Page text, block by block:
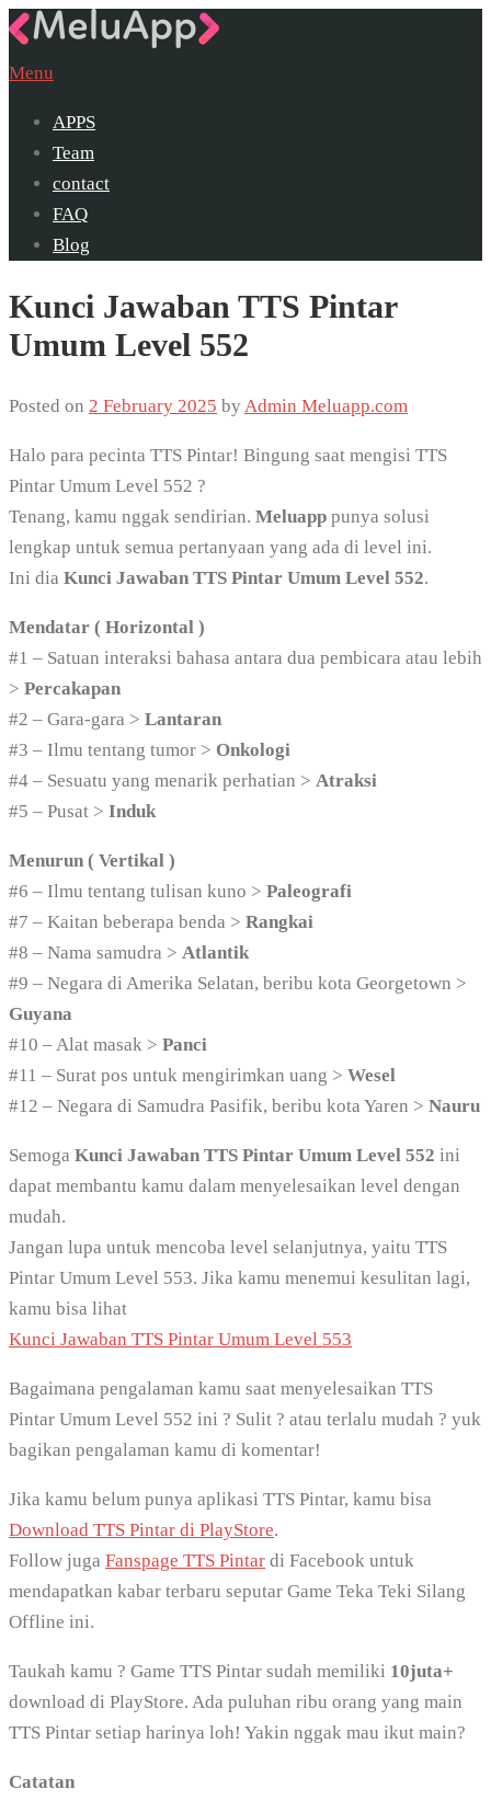
Skip
content
Menu
APPS
Team
contact
FAQ
Blog
Kunci Jawaban TTS Pintar
Umum Level 552
Posted on 2 February 2025 byAdmin Meluapp.com
Halo para pecinta TTS Pintar! Bingung saat mengisi TTS
Pintar Umum Level 552 ?
Tenang, kamu nggak sendirian. Meluapp punya solusi
lengkap untuk semua pertanyaan yang ada di level ini.
Ini dia Kunci Jawaban TTS Pintar Umum Level 552.
Mendatar ( Horizontal )
#1 – Satuan interaksi bahasa antara dua pembicara atau lebih
> Percakapan
#2 – Gara-gara > Lantaran
#3 – Ilmu tentang tumor > Onkologi
#4 – Sesuatu yang menarik perhatian > Atraksi
#5 – Pusat > Induk
Menurun ( Vertikal )
#6 – Ilmu tentang tulisan kuno > Paleografi
#7 – Kaitan beberapa benda > Rangkai
#8 – Nama samudra > Atlantik
#9 – Negara di Amerika Selatan, beribu kota Georgetown >
Guyana
#10 – Alat masak > Panci
#11 – Surat pos untuk mengirimkan uang > Wesel
#12 – Negara di Samudra Pasifik, beribu kota Yaren > Nauru
Semoga Kunci Jawaban TTS Pintar Umum Level 552 ini
dapat membantu kamu dalam menyelesaikan level dengan
mudah.
Jangan lupa untuk mencoba level selanjutnya, yaitu TTS
Pintar Umum Level 553. Jika kamu menemui kesulitan lagi,
kamu bisa lihat
Kunci Jawaban TTS Pintar Umum Level 553
Bagaimana pengalaman kamu saat menyelesaikan TTS
Pintar Umum Level 552 ini ? Sulit ? atau terlalu mudah ? yuk
bagikan pengalaman kamu di komentar!
Jika kamu belum punya aplikasi TTS Pintar, kamu bisa
Download TTS Pintar di PlayStore.
Follow juga Fanspage TTS Pintar di Facebook untuk
mendapatkan kabar terbaru seputar Game Teka Teki Silang
Offline ini.
Taukah kamu ? Game TTS Pintar sudah memiliki 10juta+
download di PlayStore. Ada puluhan ribu orang yang main
TTS Pintar setiap harinya loh! Yakin nggak mau ikut main?
Catatan